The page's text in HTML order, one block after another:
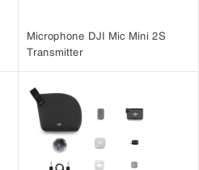
Microphone DJI Mic Mini 2S
Transmitter